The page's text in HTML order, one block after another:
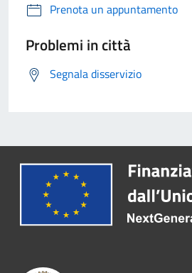
Prenota un appuntamento
Problemi in città
Segnala disservizio